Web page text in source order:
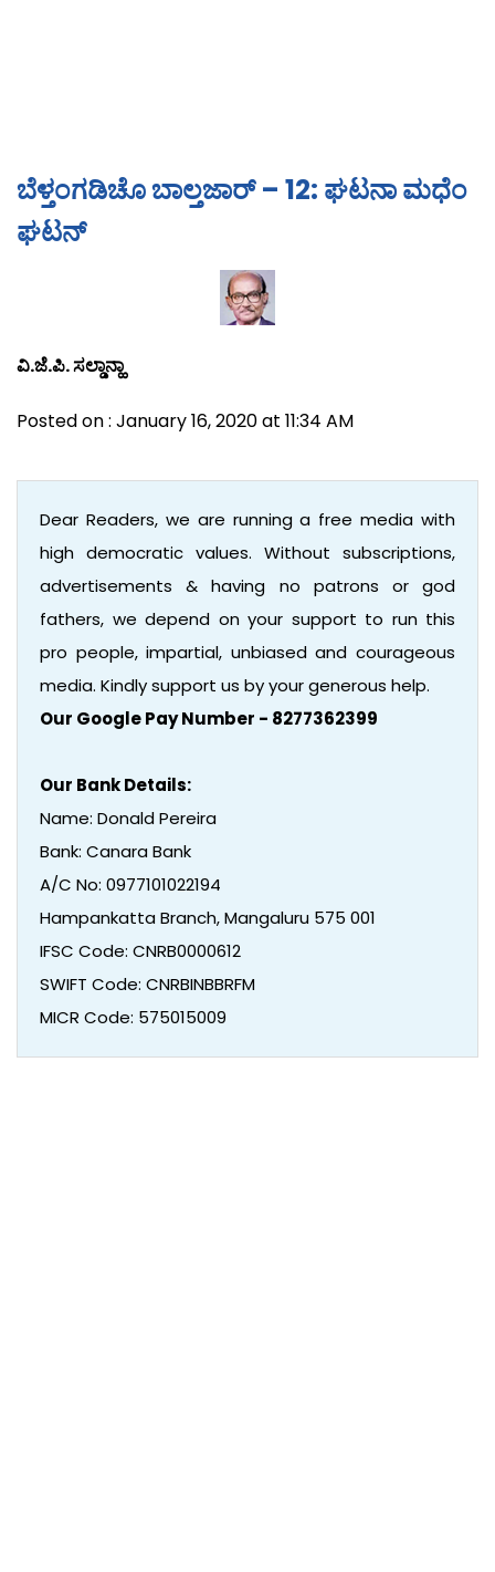
ಬೆಳ್ತಂಗಡಿಚೊ ಬಾಲ್ತಜಾರ್ – 12: ಘಟನಾ ಮಧೆಂ
ಘಟನ್
ವಿ.ಜೆ.ಪಿ. ಸಲ್ಡಾನ್ಹಾ
Posted on : January 16, 2020 at 11:34 AM
Dear Readers, we are running a free media with
high democratic values. Without subscriptions,
advertisements & having no patrons or god
fathers, we depend on your support to run this
pro people, impartial, unbiased and courageous
media. Kindly support us by your generous help.
Our Google Pay Number - 8277362399
Our Bank Details:
Name: Donald Pereira
Bank: Canara Bank
A/C No: 0977101022194
Hampankatta Branch, Mangaluru 575 001
IFSC Code: CNRB0000612
SWIFT Code: CNRBINBBRFM
MICR Code: 575015009